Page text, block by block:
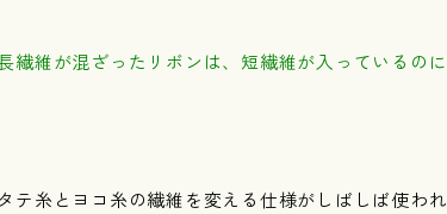
繊維が混ざったリボンは、短繊維が入っているのに
テ糸とヨコ糸の繊維を変える仕様がしばしば使われ